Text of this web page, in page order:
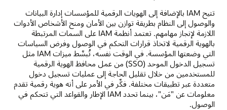
تتيح IAM بالإضافة إلى الهويات الرقمية للمؤسسات إدارة البيانات
والوصول إلى النظام بطريقة توازن بين الأمان ومنح الأشخاص الأدوات
اللازمة لإنجاز مهامهم. تعتمد أنظمة IAM على السمات المرتبطة
بالهوية الرقمية لاتخاذ قرارات التحكم في الوصول وفرض السياسات
التي وضعتها المؤسسة. في الوقت نفسه، تُبسِّط ميزات IAM مثل
تسجيل الدخول الموحد (SSO) من عمل محافظ الهوية الرقمية
للمستخدمين من خلال تقليل الحاجة إلى عمليات تسجيل دخول
متعددة عبر تطبيقات مختلفة. فكِّر في الأمر على أنه هوية رقمية تقدم
معلومات عن "مَن"، بينما تحدد IAM الإطار والقواعد التي تتحكم في
الوصول.